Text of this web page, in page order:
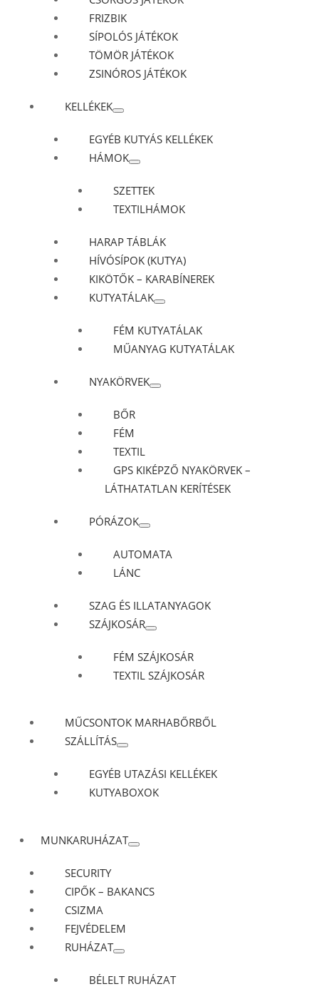
FRIZBIK
SÍPOLÓS JÁTÉKOK
TÖMÖR JÁTÉKOK
ZSINÓROS JÁTÉKOK
KELLÉKEK
EGYÉB KUTYÁS KELLÉKEK
HÁMOK
SZETTEK
TEXTILHÁMOK
HARAP TÁBLÁK
HÍVÓSÍPOK (KUTYA)
KIKÖTŐK – KARABÍNEREK
KUTYATÁLAK
FÉM KUTYATÁLAK
MŰANYAG KUTYATÁLAK
NYAKÖRVEK
BŐR
FÉM
TEXTIL
GPS KIKÉPZŐ NYAKÖRVEK –
LÁTHATATLAN KERÍTÉSEK
PÓRÁZOK
AUTOMATA
LÁNC
SZAG ÉS ILLATANYAGOK
SZÁJKOSÁR
FÉM SZÁJKOSÁR
TEXTIL SZÁJKOSÁR
MŰCSONTOK MARHABŐRBŐL
SZÁLLÍTÁS
EGYÉB UTAZÁSI KELLÉKEK
KUTYABOXOK
MUNKARUHÁZAT
SECURITY
CIPŐK – BAKANCS
CSIZMA
FEJVÉDELEM
RUHÁZAT
BÉLELT RUHÁZAT